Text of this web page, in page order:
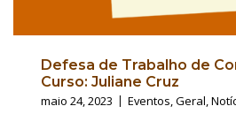
Defesa de Trabalho de
Curso: Juliane Cruz
maio 24, 2023 Eventos,Geral,